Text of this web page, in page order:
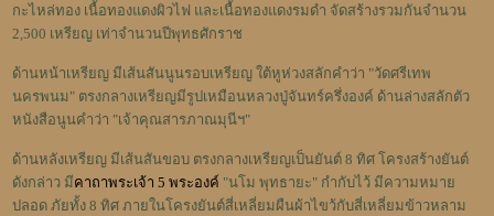
กะไหล่ทอง เนื้อทองแดงผิวไฟ และเนื้อทองแดงรมดำ จัดสร้างรวมกันจำนวน
2,500 เหรียญ เท่าจำนวนปีพุทธศักราช
ด้านหน้าเหรียญ มีเส้นสันนูนรอบเหรียญ ใต้หูห่วงสลักคำว่า "วัดศรีเทพ
นครพนม" ตรงกลางเหรียญมีรูปเหมือนหลวงปู่จันทร์ครึ่งองค์ ด้านล่างสลักตัว
หนังสือนูนคำว่า "เจ้าคุณสารภาณมุนีฯ"
ด้านหลังเหรียญ มีเส้นสันขอบ ตรงกลางเหรียญเป็นยันต์ 8 ทิศ โครงสร้างยันต์
ดังกล่าว มีคาถาพระเจ้า 5 พระองค์ "นโม พุทธายะ" กำกับไว้ มีความหมาย
ปลอด ภัยทั้ง 8 ทิศ ภายในโครงยันต์สี่เหลี่ยมผืนผ้าไขว้กับสี่เหลี่ยมข้าวหลาม